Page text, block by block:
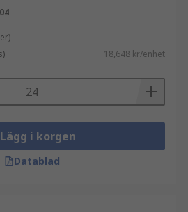
18,648 kr/enhet
Lägg i korgen
Datablad